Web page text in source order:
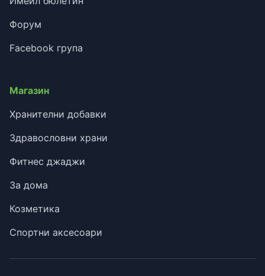
Форум
Facebook група
Магазин
Хранителни добавки
Здравословни храни
Фитнес джаджи
За дома
Козметика
Спортни аксесоари